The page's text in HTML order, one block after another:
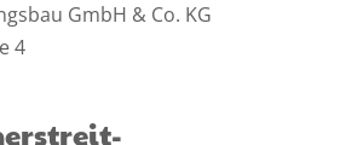
GmbH & Co. KG
4